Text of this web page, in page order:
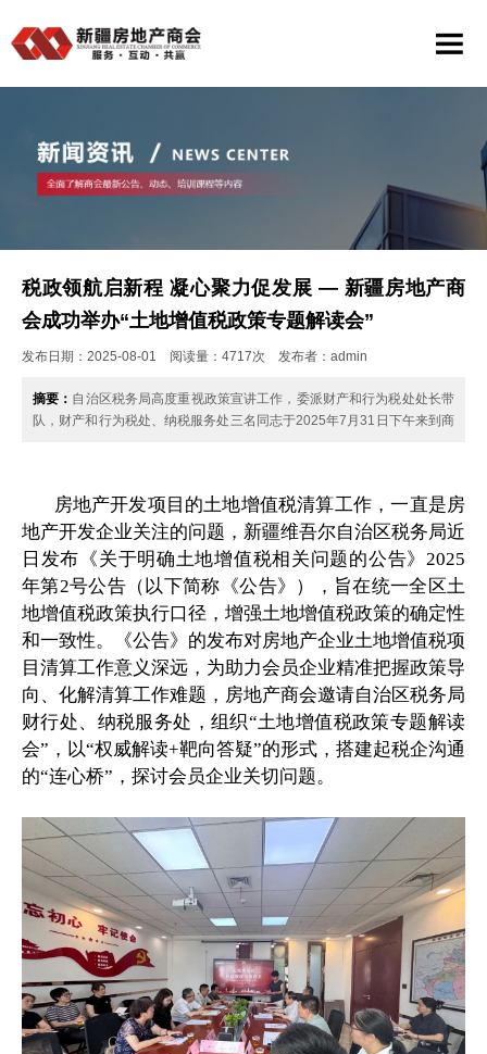
税政领航启新程 凝心聚力促发展 — 新疆房地产商
会成功举办“土地增值税政策专题解读会”
发布日期：2025-08-01 阅读量：4717次 发布者：admin
摘要： 自治区税务局高度重视政策宣讲工作，委派财产和行为税处处长带
队，财产和行为税处、纳税服务处三名同志于2025年7月31日下午来到商
房地产开发项目的土地增值税清算工作，一直是房
地产开发企业关注的问题，新疆维吾尔自治区税务局近
日发布《关于明确土地增值税相关问题的公告》2025
年第2号公告（以下简称《公告》），旨在统一全区土
地增值税政策执行口径，增强土地增值税政策的确定性
和一致性。《公告》的发布对房地产企业土地增值税项
目清算工作意义深远，为助力会员企业精准把握政策导
向、化解清算工作难题，房地产商会邀请自治区税务局
财行处、纳税服务处，组织“土地增值税政策专题解读
会”，以“权威解读+靶向答疑”的形式，搭建起税企沟通
的“连心桥”，探讨会员企业关切问题。